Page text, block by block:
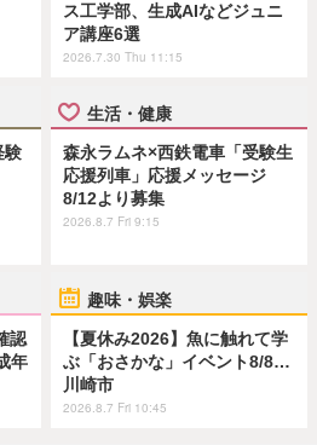
ス工学部、生成AIなどジュニ
ア講座6選
2026.7.30 Thu 11:15
験
生活・健康
森永ラムネ×西鉄電車「受験生
応援列車」応援メッセージ
8/12より募集
2026.8.7 Fri 9:15
認
年
趣味・娯楽
【夏休み2026】魚に触れて学
ぶ「おさかな」イベント8/8…
川崎市
2026.8.7 Fri 10:45